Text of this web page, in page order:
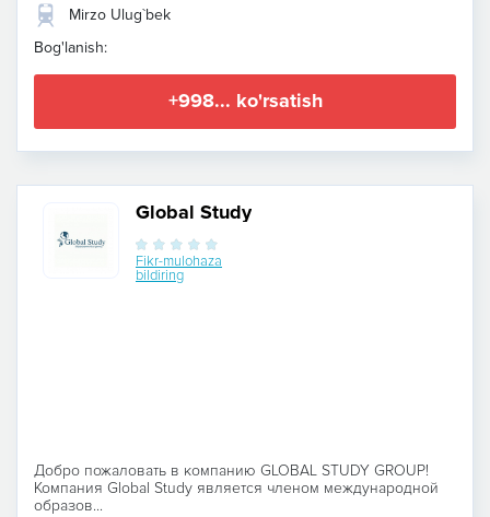
Mirzo Ulug`bek
Bog'lanish:
+998... ko'rsatish
Global Study
Fikr-mulohaza
bildiring
Добро пожаловать в компанию GLOBAL STUDY GROUP!
Компания Global Study является членом международной
образов...